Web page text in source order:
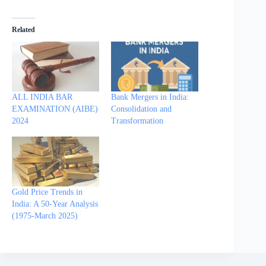
Related
ALL INDIA BAR
EXAMINATION (AIBE)
2024
Bank Mergers in India:
Consolidation and
Transformation
Gold Price Trends in
India: A 50-Year Analysis
(1975-March 2025)